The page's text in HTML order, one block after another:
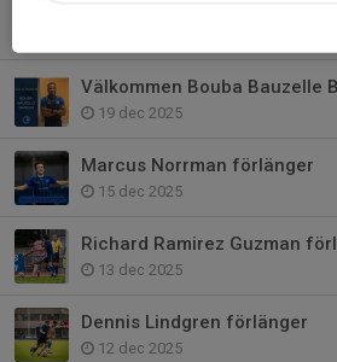
Välkommen Bouba Bauzelle
19 dec 2025
Marcus Norrman förlänger
15 dec 2025
Richard Ramirez Guzman
13 dec 2025
Dennis Lindgren förlänger
12 dec 2025